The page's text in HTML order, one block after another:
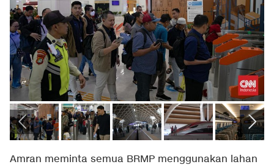
Amran meminta semua BRMP menggunakan lahan